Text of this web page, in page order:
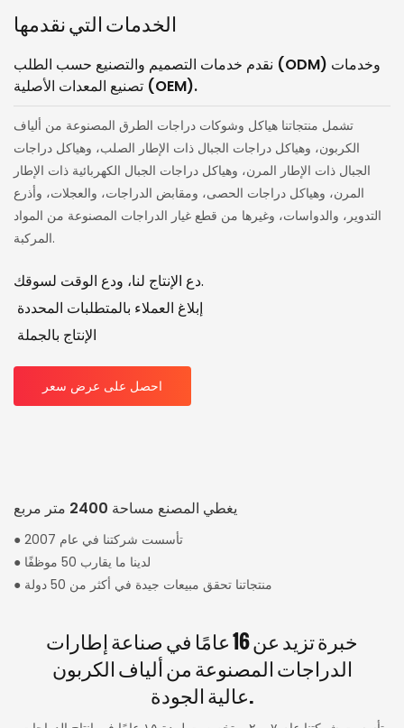
الخدمات التي نقدمها
نقدم خدمات التصميم والتصنيع حسب الطلب (ODM) وخدمات
تصنيع المعدات الأصلية (OEM).
تشمل منتجاتنا هياكل وشوكات دراجات الطرق المصنوعة من ألياف
الكربون، وهياكل دراجات الجبال ذات الإطار الصلب، وهياكل دراجات
الجبال ذات الإطار المرن، وهياكل دراجات الجبال الكهربائية ذات الإطار
المرن، وهياكل دراجات الحصى، ومقابض الدراجات، والعجلات، وأذرع
التدوير، والدواسات، وغيرها من قطع غيار الدراجات المصنوعة من المواد
المركبة.
دع الإنتاج لنا، ودع الوقت لسوقك.
إبلاغ العملاء بالمتطلبات المحددة
الإنتاج بالجملة
احصل على عرض سعر
يغطي المصنع مساحة 2400 متر مربع
● تأسست شركتنا في عام 2007
● لدينا ما يقارب 50 موظفًا
● منتجاتنا تحقق مبيعات جيدة في أكثر من 50 دولة
خبرة تزيد عن 16 عامًا في صناعة إطارات
الدراجات المصنوعة من ألياف الكربون
عالية الجودة.